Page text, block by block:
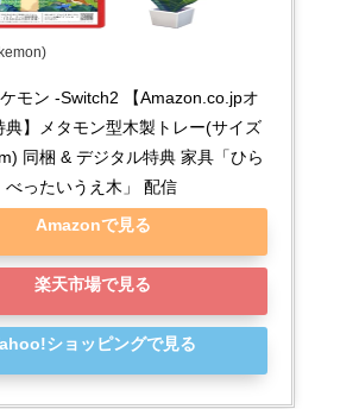
モン -Switch2 【Amazon.co.jpオ
典】メタモン型木製トレー(サイズ
同梱 & デジタル特典 家具「ひら
べったいうえ木」 配信
Amazonで見る
楽天市場で見る
ショッピングで見る